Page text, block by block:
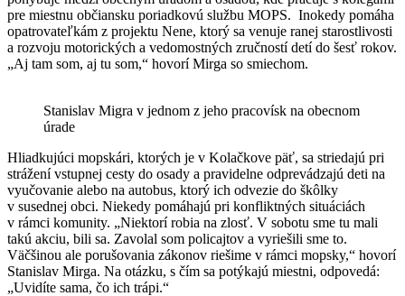
pre miestnu občiansku poriadkovú službu MOPS. Inokedy pomáha
opatrovateľkám z projektu Nene, ktorý sa venuje ranej starostlivosti
a rozvoju motorických a vedomostných zručností detí do šesť rokov.
„Aj tam som, aj tu som,“ hovorí Mirga so smiechom.
Stanislav Migra v jednom z jeho pracovísk na obecnom
úrade
Hliadkujúci mopskári, ktorých je v Kolačkove päť, sa striedajú pri
strážení vstupnej cesty do osady a pravidelne odprevádzajú deti na
vyučovanie alebo na autobus, ktorý ich odvezie do škôlky
v susednej obci. Niekedy pomáhajú pri konfliktných situáciách
v rámci komunity. „Niektorí robia na zlosť. V sobotu sme tu mali
takú akciu, bili sa. Zavolal som policajtov a vyriešili sme to.
Väčšinou ale porušovania zákonov riešime v rámci mopsky,“ hovorí
Stanislav Mirga. Na otázku, s čím sa potýkajú miestni, odpovedá:
„Uvidíte sama, čo ich trápi.“